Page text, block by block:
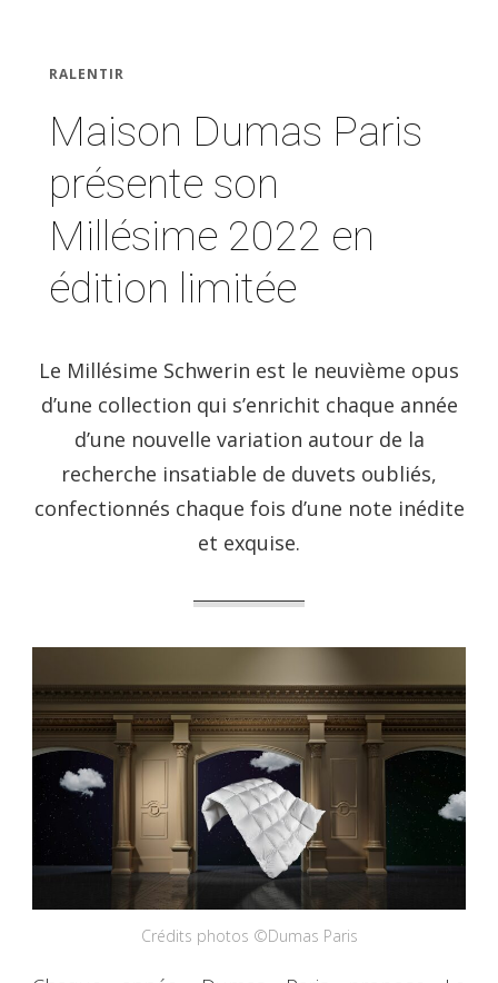
RALENTIR
Maison Dumas Paris
présente son
Millésime 2022 en
édition limitée
Le Millésime Schwerin est le neuvième opus
d’une collection qui s’enrichit chaque année
d’une nouvelle variation autour de la
recherche insatiable de duvets oubliés,
confectionnés chaque fois d’une note inédite
et exquise.
Crédits photos ©Dumas Paris